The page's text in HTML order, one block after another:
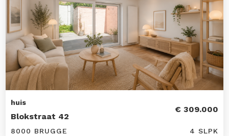
huis
Blokstraat 42
€ 309.000
8000 BRUGGE 4 SLPK